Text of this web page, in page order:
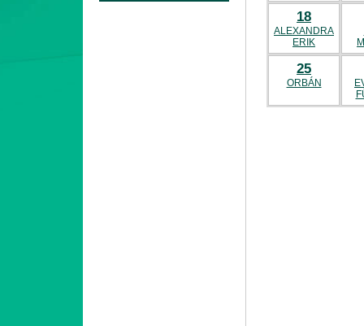
18
ALEXANDRA
ERIK
25
ORBÁN